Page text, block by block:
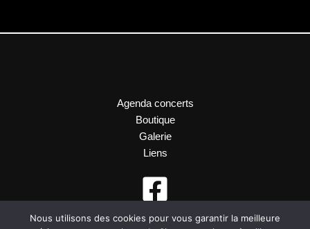
Agenda concerts
Boutique
Galerie
Liens
Nous utilisons des cookies pour vous garantir la meilleure